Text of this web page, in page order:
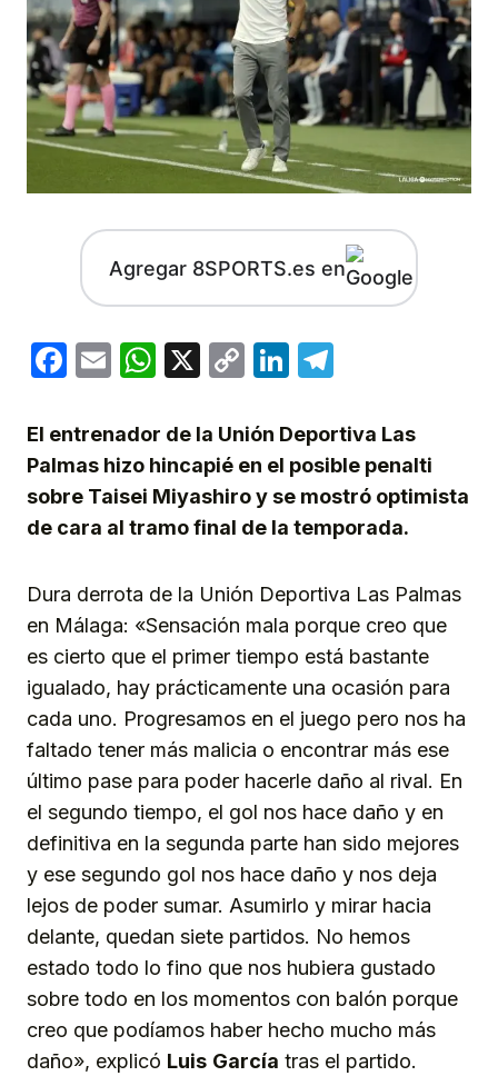
Agregar 8SPORTS.es en
Facebook
EmailWhatsApp
X
CopyLinkedIn
El entrenador de la Unión Deportiva Las
Palmas hizo hincapié en el posible penalti
sobre Taisei Miyashiro y se mostró optimista
de cara al tramo final de la temporada.
Dura derrota de la Unión Deportiva Las Palmas
en Málaga: «Sensación mala porque creo que
es cierto que el primer tiempo está bastante
igualado, hay prácticamente una ocasión para
cada uno. Progresamos en el juego pero nos ha
faltado tener más malicia o encontrar más ese
último pase para poder hacerle daño al rival. En
el segundo tiempo, el gol nos hace daño y en
definitiva en la segunda parte han sido mejores
y ese segundo gol nos hace daño y nos deja
lejos de poder sumar. Asumirlo y mirar hacia
delante, quedan siete partidos. No hemos
estado todo lo fino que nos hubiera gustado
sobre todo en los momentos con balón porque
creo que podíamos haber hecho mucho más
daño», explicó Luis García tras el partido.